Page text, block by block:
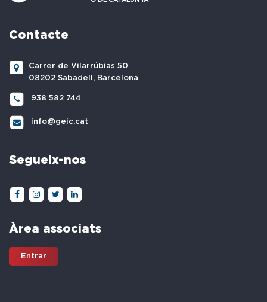
Contacte
Carrer de Vilarrúbias 50
08202 Sabadell, Barcelona
938 582 744
info@geic.cat
Segueix-nos
Àrea associats
Entrar